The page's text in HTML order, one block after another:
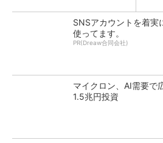
SNSアカウントを着実
使ってます。
PR(Dreaw合同会社)
マイクロン、AI需要
1.5兆円投資